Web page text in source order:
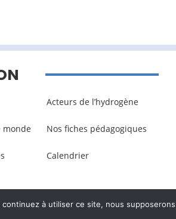
monde
Acteurs de l’hydrogène
Nos fiches pédagogiques
Calendrier
à utiliser ce site, nous